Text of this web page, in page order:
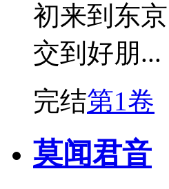
初来到东
交到好朋...
完结第1卷
莫闻君音